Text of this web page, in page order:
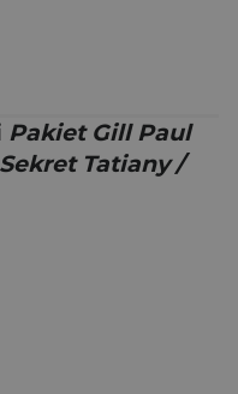
Pakiet Gill Paul
Tatiany /